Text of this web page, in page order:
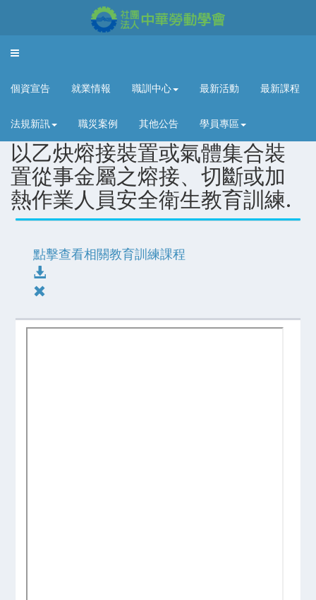
Toggle
個資宣告 就業情報 職訓中心 最新活動 最新課程
法規新訊 職災案例 其他公告 學員專區
以乙炔熔接裝置或氣體集合裝
置從事金屬之熔接、切斷或加
熱作業人員安全衛生教育訓練.
點擊查看相關教育訓練課程